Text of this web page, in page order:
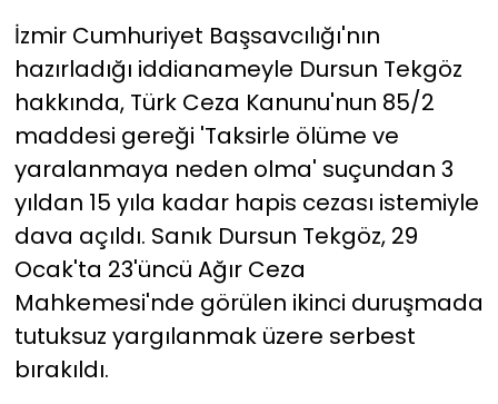
İzmir Cumhuriyet Başsavcılığı'nın
hazırladığı iddianameyle Dursun Tekgöz
hakkında, Türk Ceza Kanunu'nun 85/2
maddesi gereği 'Taksirle ölüme ve
yaralanmaya neden olma' suçundan 3
yıldan 15 yıla kadar hapis cezası istemiyle
dava açıldı. Sanık Dursun Tekgöz, 29
Ocak'ta 23'üncü Ağır Ceza
Mahkemesi'nde görülen ikinci duruşmada
tutuksuz yargılanmak üzere serbest
bırakıldı.